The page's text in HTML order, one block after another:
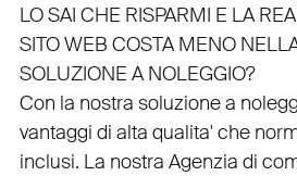
LO SAI CHE RISPARMI E LA
SITO WEB COSTA MENO
SOLUZIONE A NOLEGGIO?
Con la nostra soluzione a
vantaggi di alta qualita' che
inclusi. La nostra Agenzia di